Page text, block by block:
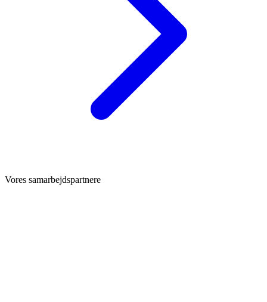
Vores samarbejdspartnere